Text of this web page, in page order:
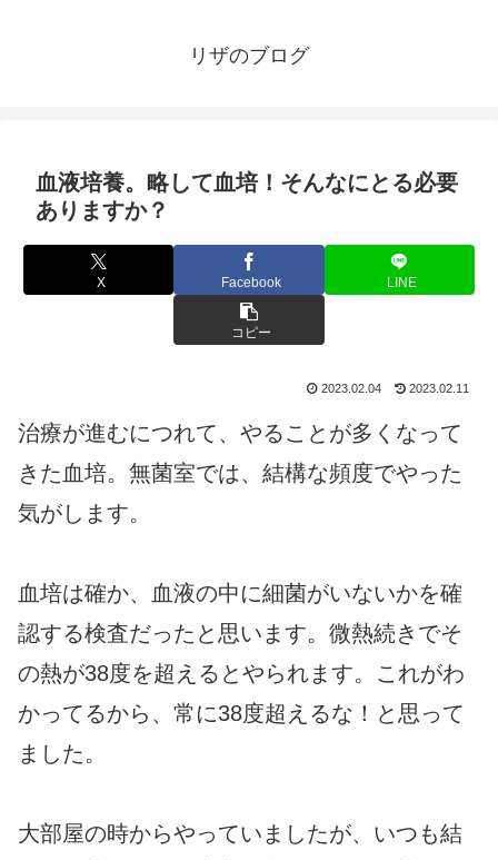
リザのブログ
血液培養。略して血培！そんなにとる必要
ありますか？
X Facebook LINE
コピー
2023.02.04 2023.02.11
治療が進むにつれて、やることが多くなって
きた血培。無菌室では、結構な頻度でやった
気がします。
血培は確か、血液の中に細菌がいないかを確
認する検査だったと思います。微熱続きでそ
の熱が38度を超えるとやられます。これがわ
かってるから、常に38度超えるな！と思って
ました。
大部屋の時からやっていましたが、いつも結